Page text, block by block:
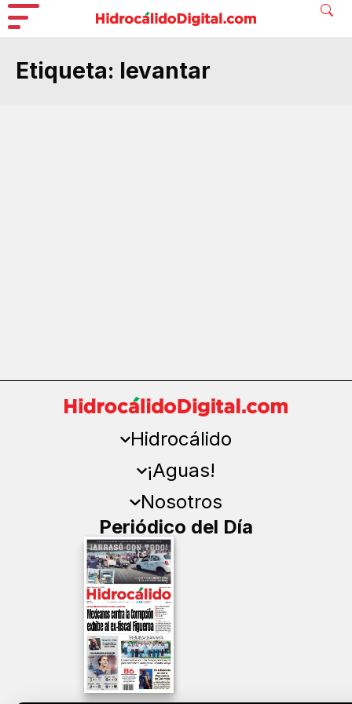
Etiqueta: levantar
Hidrocálido
¡Aguas!
Nosotros
Periódico del Día